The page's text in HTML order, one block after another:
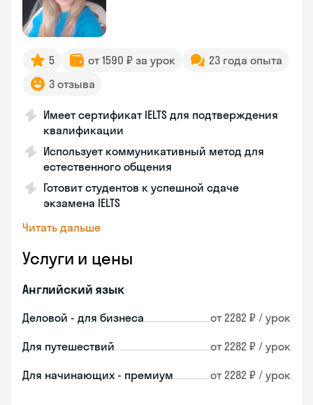
5 от 1590 ₽ за урок
23 года опыта
3 отзыва
Имеет сертификат IELTS для подтверждения
квалификации
Использует коммуникативный метод для
естественного общения
Готовит студентов к успешной сдаче
экзамена IELTS
Читать дальше
Услуги и цены
Английский язык
Деловой - для бизнеса от 2282 ₽ / урок
Для путешествий от 2282 ₽ / урок
Для начинающих - премиум от 2282 ₽ / урок